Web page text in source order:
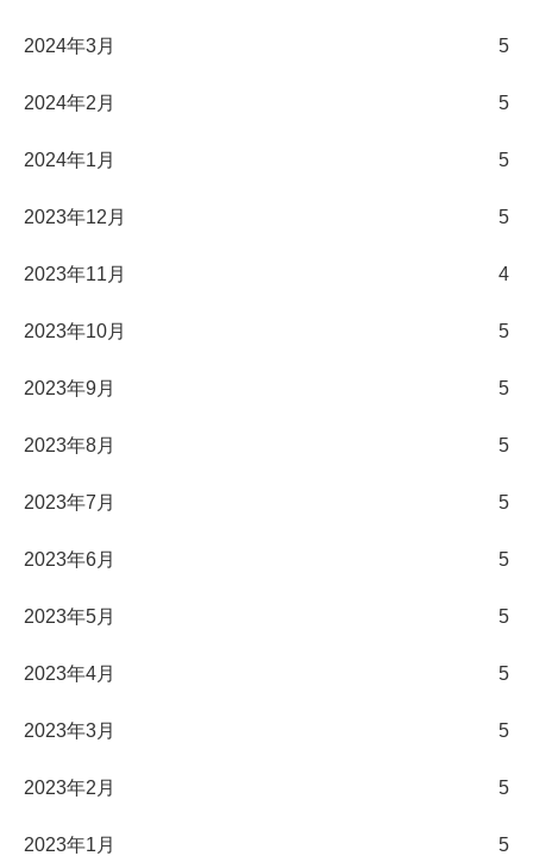
2024年3月 5
2024年2月 5
2024年1月 5
2023年12月 5
2023年11月 4
2023年10月 5
2023年9月 5
2023年8月 5
2023年7月 5
2023年6月 5
2023年5月 5
2023年4月 5
2023年3月 5
2023年2月 5
2023年1月 5